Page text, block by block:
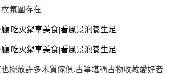
氛圍存在
擺放許多木質傢俱.古箏堪稱古物收藏愛好者